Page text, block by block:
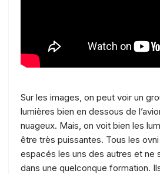
Sur les images, on peut voir un
lumières bien en dessous de
nuageux. Mais, on voit bien les
être très puissantes. Tous les
espacés les uns des autres et ne
dans une quelconque formation.